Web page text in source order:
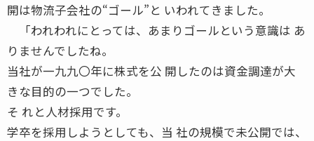
開は物流子会社の“ゴール”と いわれてきました。
「われわれにとっては、あまりゴールという意識は あ
りませんでしたね。
当社が一九九〇年に株式を公 開したのは資金調達が大
きな目的の一つでした。
そ れと人材採用です。
学卒を採用しようとしても、当 社の規模で未公開では、